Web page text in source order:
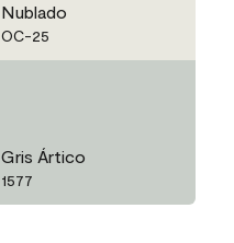
Nublado
OC-25
Gris Ártico
1577